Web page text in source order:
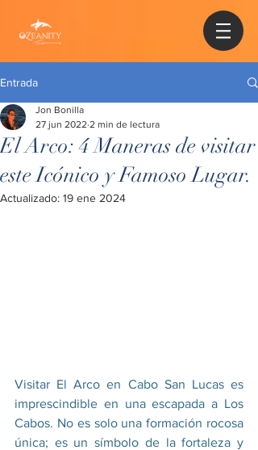
Entrada
El Arco: 4 Maneras de visitar
este Icónico y Famoso Lugar.
Jon Bonilla
27 jun 2022 2 min de lectura
Actualizado: 19 ene 2024
Visitar El Arco en Cabo San Lucas es
imprescindible en una escapada a Los
Cabos. No es solo una formación rocosa
única; es un símbolo de la fortaleza y